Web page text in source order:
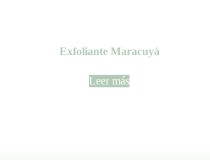
Exfoliante Maracuyá
Leer más